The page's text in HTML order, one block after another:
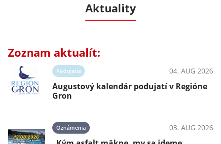
Aktuality
Zoznam aktualít:
Podujatia 04. AUG 2026
Augustový kalendár podujatí v Regióne
Gron
Oznámenia 03. AUG 2026